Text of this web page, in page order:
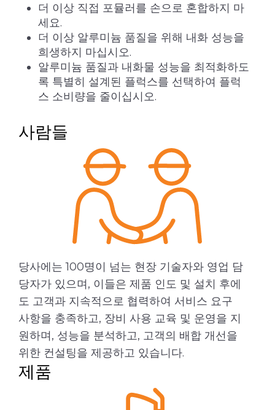
더 이상 직접 포뮬러를 손으로 혼합하지 마
세요.
더 이상 알루미늄 품질을 위해 내화 성능을
희생하지 마십시오.
알루미늄 품질과 내화물 성능을 최적화하도
록 특별히 설계된 플럭스를 선택하여 플럭
스 소비량을 줄이십시오.
사람들
당사에는 100명이 넘는 현장 기술자와 영업 담
당자가 있으며, 이들은 제품 인도 및 설치 후에
도 고객과 지속적으로 협력하여 서비스 요구
사항을 충족하고, 장비 사용 교육 및 운영을 지
원하며, 성능을 분석하고, 고객의 배합 개선을
위한 컨설팅을 제공하고 있습니다.
제품